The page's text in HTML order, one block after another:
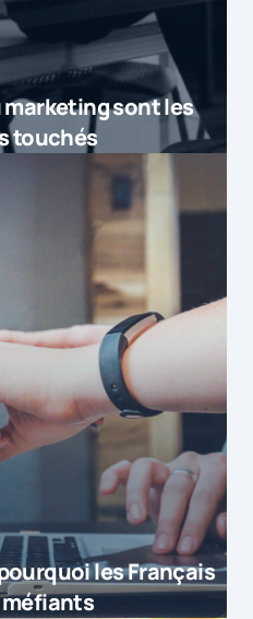
marketing sont les
touchés
les Français